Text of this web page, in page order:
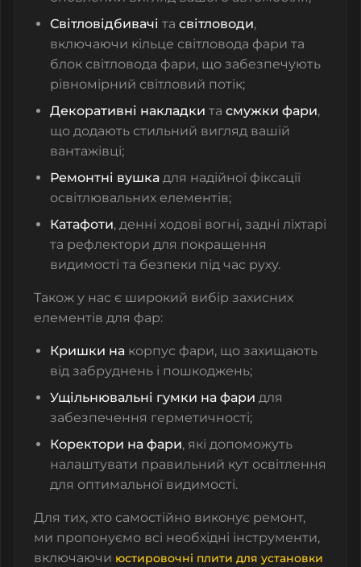
Світловідбивачі та світловоди,
включаючи кільце світловода фари та
блок світловода фари, що забезпечують
рівномірний світловий потік;
Декоративні накладки та смужки фари,
що додають стильний вигляд вашій
вантажівці;
Ремонтні вушка для надійної фіксації
освітлювальних елементів;
Катафоти, денні ходові вогні, задні ліхтарі
та рефлектори для покращення
видимості та безпеки під час руху.
Також у нас є широкий вибір захисних
елементів для фар:
Кришки на корпус фари, що захищають
від забруднень і пошкоджень;
Ущільнювальні гумки на фари для
забезпечення герметичності;
Коректори на фари, які допоможуть
налаштувати правильний кут освітлення
для оптимальної видимості.
Для тих, хто самостійно виконує ремонт,
ми пропонуємо всі необхідні інструменти,
включаючи юстировочні плити для установки